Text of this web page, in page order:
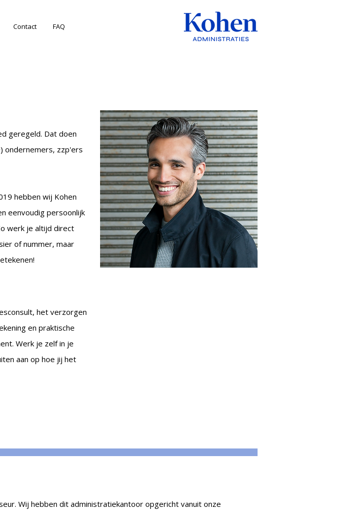
Contact FAQ
geregeld. Dat doen
ondernemers, zzp'ers
hebben wij Kohen
eenvoudig persoonlijk
werk je altijd direct
of nummer, maar
het verzorgen
en praktische
Werk je zelf in je
aan op hoe jij het
Wij hebben dit administratiekantoor opgericht vanuit onze